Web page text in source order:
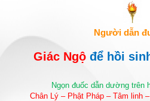
Người dẫn
Giác Ngộ để hồi
Ngọn đuốc dẫn dường trên
Chân Lý – Phật Pháp – Tâm linh